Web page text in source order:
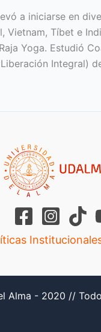
a iniciarse en
Tíbet e
Yoga. Estudió
Integral)
Alma - 2020 //